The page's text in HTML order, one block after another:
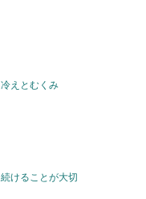
冷えとむくみ
続けることが大切